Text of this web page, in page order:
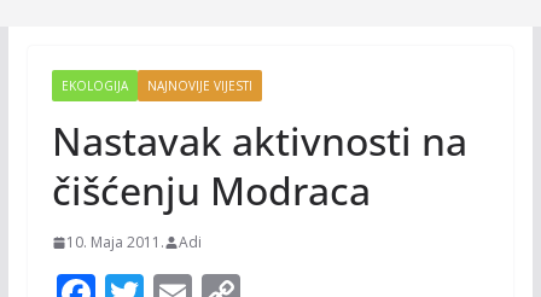
EKOLOGIJA NAJNOVIJE VIJESTI
Nastavak aktivnosti na
čišćenju Modraca
10. Maja 2011. Adi